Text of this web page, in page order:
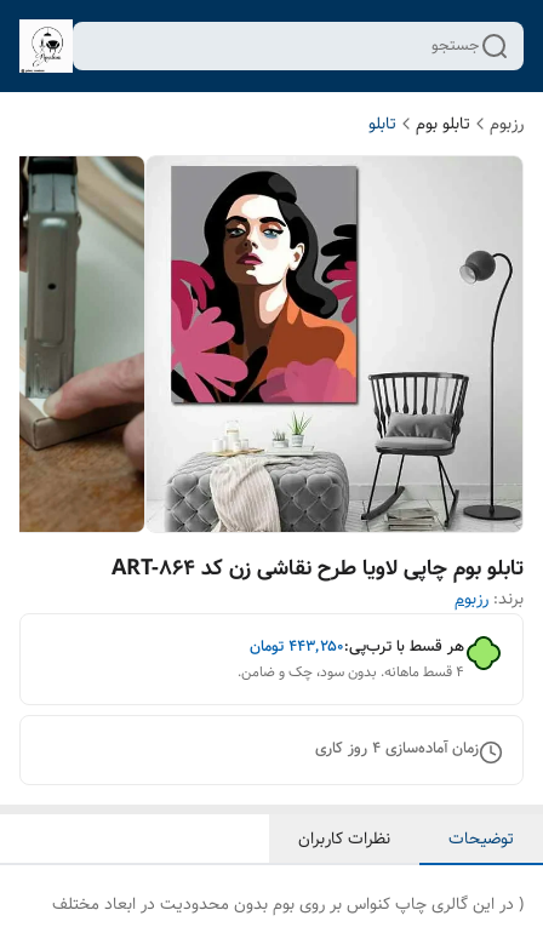
جستجو
رزبوم تابلو بوم تابلو
تابلو بوم چاپی لاویا طرح نقاشی زن کد ART-864
برند: رزبوم
هر قسط با ترب‌پی:۴۴۳٬۲۵۰تومان
۴ قسط ماهانه. بدون سود، چک و ضامن.
زمان آماده‌سازی4روز کاری
توضیحات نظرات کاربران
( در این گالری چاپ کنواس بر روی بوم بدون محدودیت در ابعاد مختلف